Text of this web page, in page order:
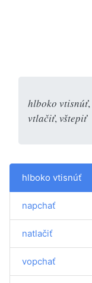
hlboko vtisnúť,
vtlačiť, vštepiť
hlboko vtisnúť
napchať
natlačiť
vopchať